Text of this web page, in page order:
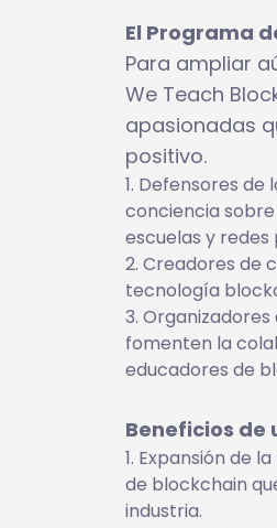
El Programa
Para ampliar
We Teach
apasionadas
positivo.
Defensores de
conciencia
escuelas y redes
Creadores de
tecnología
Organizadores
fomenten la
educadores de
Beneficios de
Expansión de
de blockchain
industria.